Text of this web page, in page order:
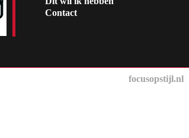
Contact
focusopstijl.nl